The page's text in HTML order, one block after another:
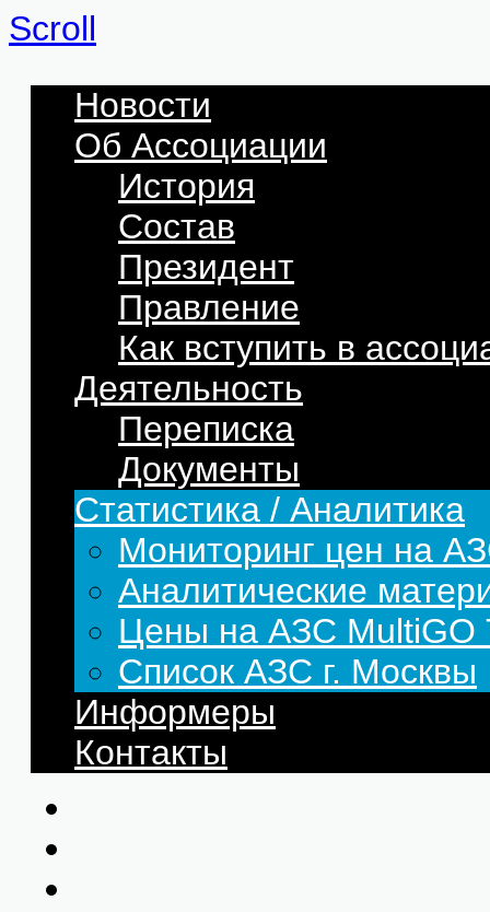
Scroll
Новости
Об Ассоциации
История
Состав
Президент
Правление
Как вступить в
Деятельность
Переписка
Документы
Статистика / Аналитика
Мониторинг цен на
Аналитические
Цены на АЗС
Список АЗС г. Москвы
Информеры
Контакты